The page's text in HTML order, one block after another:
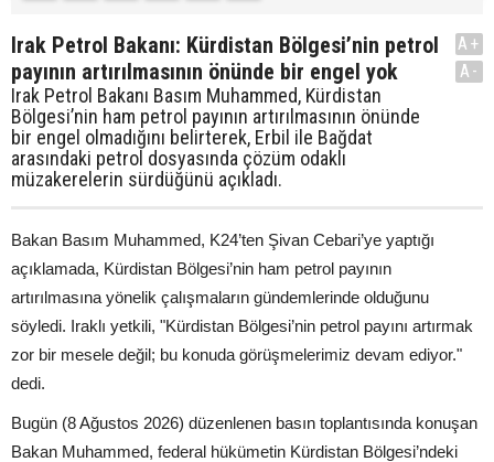
Irak Petrol Bakanı: Kürdistan Bölgesi’nin petrol
payının artırılmasının önünde bir engel yok
Irak Petrol Bakanı Basım Muhammed, Kürdistan
Bölgesi’nin ham petrol payının artırılmasının önünde
bir engel olmadığını belirterek, Erbil ile Bağdat
arasındaki petrol dosyasında çözüm odaklı
müzakerelerin sürdüğünü açıkladı.
A+
A-
Bakan Basım Muhammed, K24’ten Şivan Cebari’ye yaptığı
açıklamada, Kürdistan Bölgesi’nin ham petrol payının
artırılmasına yönelik çalışmaların gündemlerinde olduğunu
söyledi. Iraklı yetkili, "Kürdistan Bölgesi’nin petrol payını artırmak
zor bir mesele değil; bu konuda görüşmelerimiz devam ediyor."
dedi.
Bugün (8 Ağustos 2026) düzenlenen basın toplantısında konuşan
Bakan Muhammed, federal hükümetin Kürdistan Bölgesi’ndeki